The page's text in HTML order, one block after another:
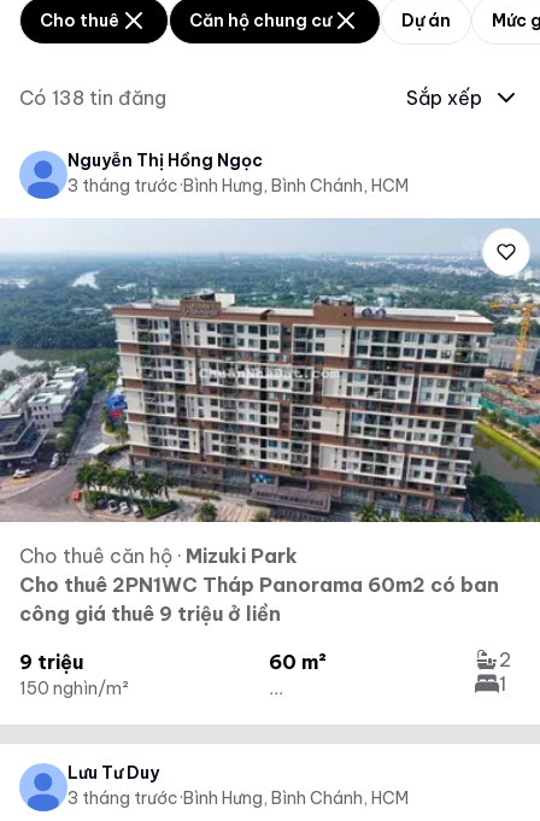
Cho thuê Căn hộ chung cư Dự án Mức
Có 138 tin đăng Sắp xếp
Nguyễn Thị Hồng Ngọc
3 tháng trước·Bình Hưng, Bình Chánh, HCM
Cho thuê căn hộ · Mizuki Park
Cho thuê 2PN1WC Tháp Panorama 60m2 có ban
công giá thuê 9 triệu ở liền
9 triệu
150 nghìn/m²
60 m²
...
2
1
Lưu Tư Duy
3 tháng trước·Bình Hưng, Bình Chánh, HCM